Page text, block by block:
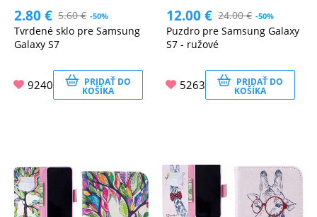
2.80€ 5.60€ -50%
Tvrdené sklo pre Samsung
Galaxy S7
9240 PRIDAŤ DO
KOŠÍKA
12.00€ 24.00€ -50%
Puzdro pre Samsung Galaxy
S7 - ružové
5263 PRIDAŤ DO
KOŠÍKA